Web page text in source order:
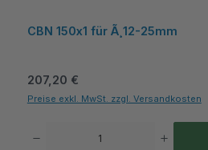
CBN 150x1 für Ã¸12-25mm
Regulärer Preis:
207,20 €
Preise exkl. MwSt. zzgl. Versandkosten